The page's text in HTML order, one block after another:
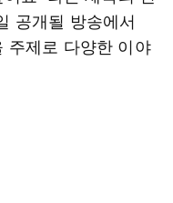
공개될 방송에서
주제로 다양한 이야